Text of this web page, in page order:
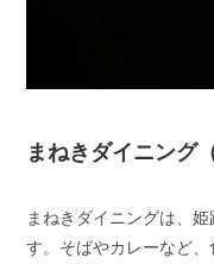
まねきダイニング
まねきダイニングは、
す。そばやカレーなど